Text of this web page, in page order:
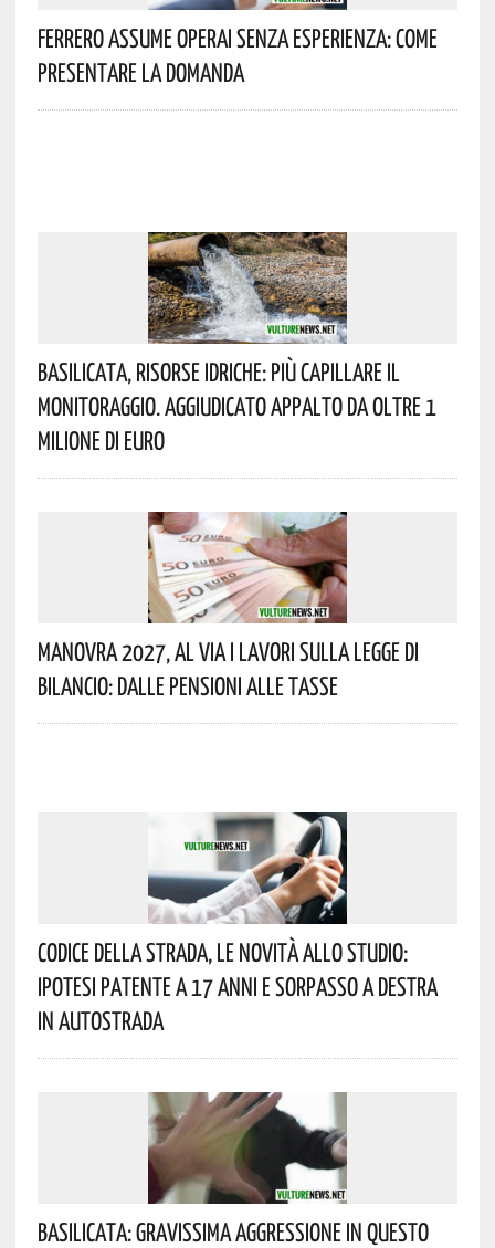
Ferrero Assume Operai Senza Esperienza: Come
Presentare La Domanda
Basilicata, Risorse Idriche: Più Capillare Il
Monitoraggio. Aggiudicato Appalto Da Oltre 1
Milione Di Euro
Manovra 2027, Al Via I Lavori Sulla Legge Di
Bilancio: Dalle Pensioni Alle Tasse
Codice Della Strada, Le Novità Allo Studio:
Ipotesi Patente A 17 Anni E Sorpasso A Destra
In Autostrada
Basilicata: Gravissima Aggressione In Questo